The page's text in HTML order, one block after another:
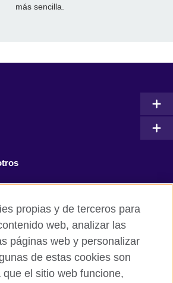
más sencilla.
propias y de terceros para
web, analizar las
páginas web y personalizar
de estas cookies son
el sitio web funcione,